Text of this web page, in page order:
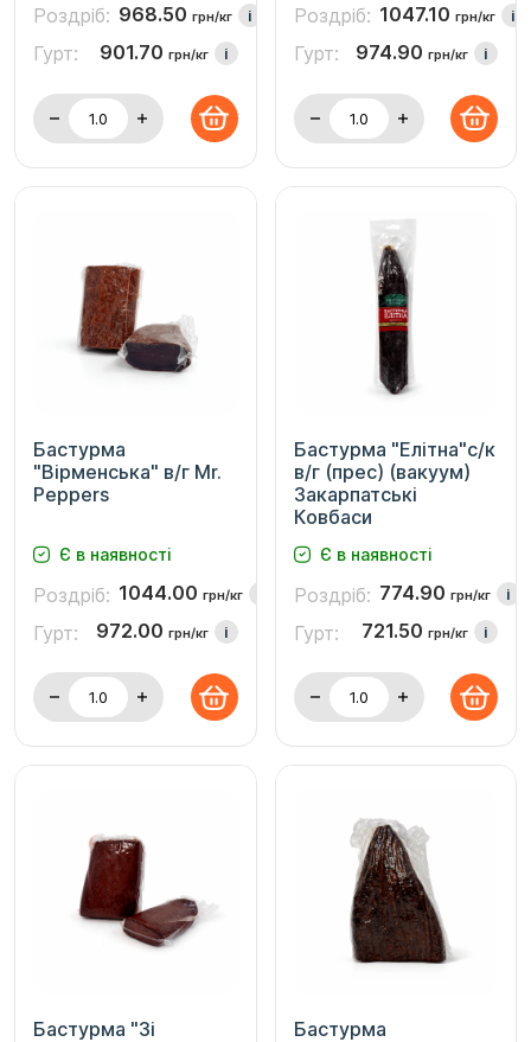
Роздріб: 968.50 грн/кг i
Гурт: 901.70 грн/кг i
Роздріб: 1047.10 грн/кг i
Гурт: 974.90 грн/кг i
Бастурма
"Вірменська" в/г Mr.
Peppers
Є в наявності
Роздріб: 1044.00 грн/кг
Гурт: 972.00 грн/кг i
Бастурма "Елітна"с/к
в/г (прес) (вакуум)
Закарпатські
Ковбаси
Є в наявності
Роздріб: 774.90 грн/кг i
Гурт: 721.50 грн/кг i
Бастурма "Зі
Бастурма